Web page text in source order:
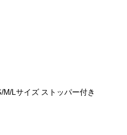
Lサイズ ストッパー付き